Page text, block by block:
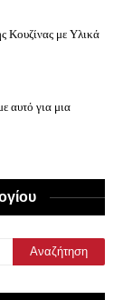
Κουζίνας με Υλικά
αυτό για μια